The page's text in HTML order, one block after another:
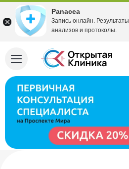
Panacea
Запись онлайн. Результаты
анализов и протоколы.